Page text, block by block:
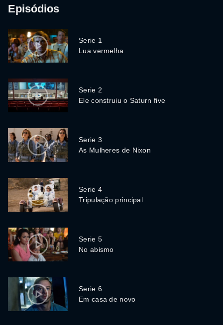
Episódios
Serie 1
Lua vermelha
Serie 2
Ele construiu o Saturn five
Serie 3
As Mulheres de Nixon
Serie 4
Tripulação principal
Serie 5
No abismo
Serie 6
Em casa de novo